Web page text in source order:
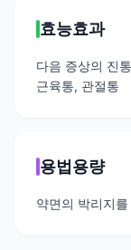
효능효과
다음 증상의 진
근육통, 관절통
용법용량
약면의 박리지